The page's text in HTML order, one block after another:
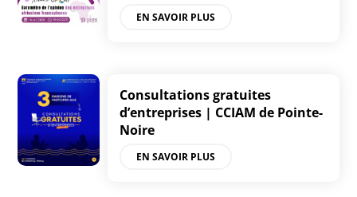
EN SAVOIR PLUS
Consultations gratuites
d’entreprises | CCIAM de Pointe-
Noire
EN SAVOIR PLUS